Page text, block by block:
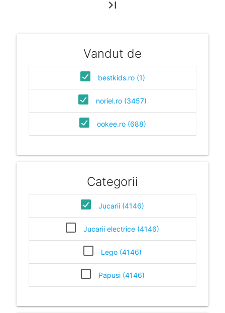
last_page
Vandut de
bestkids.ro (1)
noriel.ro (3457)
ookee.ro (688)
Categorii
Jucarii (4146)
Jucarii electrice (4146)
Lego (4146)
Papusi (4146)